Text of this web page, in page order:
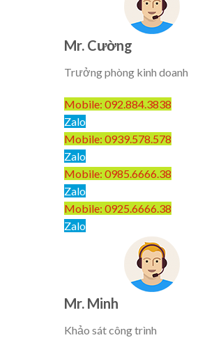
Mr. Cường
Trưởng phòng kinh doanh
Mobile: 092.884.3838
Zalo
Mobile: 0939.578.578
Zalo
Mobile: 0985.6666.38
Zalo
Mobile: 0925.6666.38
Zalo
Mr. Minh
Khảo sát công trình